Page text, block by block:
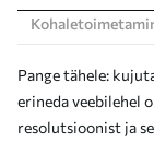
Pange tähele:
erineda veebilehel
resolutsioonist ja